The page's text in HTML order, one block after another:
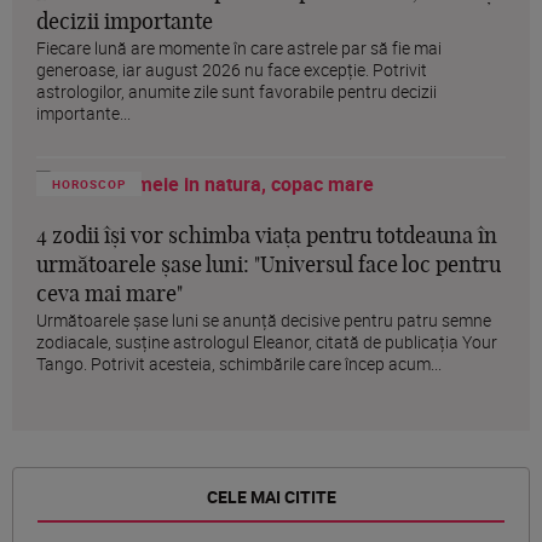
decizii importante
Fiecare lună are momente în care astrele par să fie mai
generoase, iar august 2026 nu face excepție. Potrivit
astrologilor, anumite zile sunt favorabile pentru decizii
importante...
HOROSCOP
4 zodii își vor schimba viața pentru totdeauna în
următoarele șase luni: "Universul face loc pentru
ceva mai mare"
Următoarele șase luni se anunță decisive pentru patru semne
zodiacale, susține astrologul Eleanor, citată de publicația Your
Tango. Potrivit acesteia, schimbările care încep acum...
CELE MAI CITITE